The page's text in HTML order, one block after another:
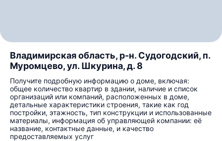
Владимирская область, р-н. Судогодский, п.
Муромцево, ул. Шкурина, д. 8
Получите подробную информацию о доме, включая:
общее количество квартир в здании, наличие и список
организаций или компаний, расположенных в доме,
детальные характеристики строения, такие как год
постройки, этажность, тип конструкции и использованные
материалы, информация об управляющей компании: её
название, контактные данные, и качество
предоставляемых услуг